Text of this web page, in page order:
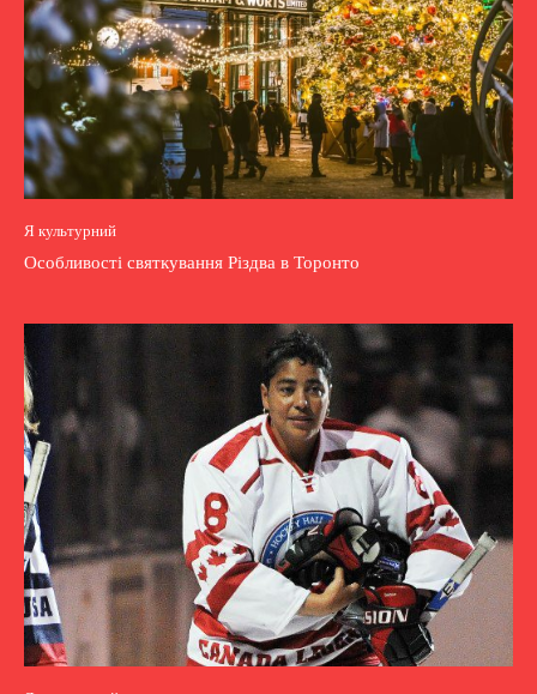
Я культурний
Особливості святкування Різдва в Торонто